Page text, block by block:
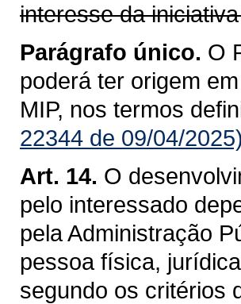
interesse da
Parágrafo único. O
poderá ter origem
MIP, nos termos
22344 de 09/04/2025)
Art. 14. O
pelo interessado
pela Administração
pessoa física,
segundo os critérios